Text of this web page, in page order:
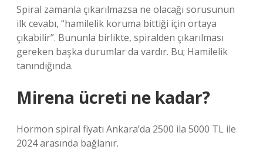
Spiral zamanla çıkarılmazsa ne olacağı sorusunun
ilk cevabı, “hamilelik koruma bittiği için ortaya
çıkabilir”. Bununla birlikte, spiralden çıkarılması
gereken başka durumlar da vardır. Bu; Hamilelik
tanındığında.
Mirena ücreti ne kadar?
Hormon spiral fiyatı Ankara’da 2500 ila 5000 TL ile
2024 arasında bağlanır.